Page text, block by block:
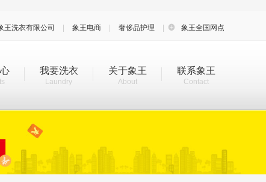
王洗衣有限公司 象王电商 奢侈品护理  象王全国网点
我要洗衣
Laundry
关于象王
About
联系象王
Contact